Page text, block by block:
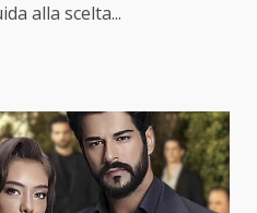
alla scelta...